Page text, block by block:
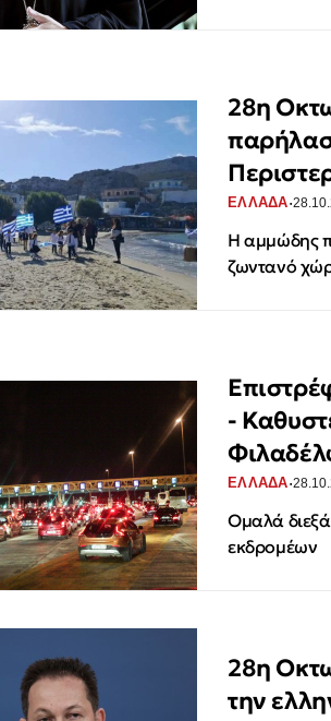
28η
ΕΛΛΑΔΑ·
Η αμμώδης
ζωντανό
-
ΕΛΛΑΔΑ·
Ομαλά
εκδρομέων
28η
την